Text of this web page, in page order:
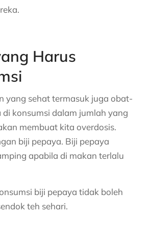
Harus
yang sehat termasuk juga obat-
konsumsi dalam jumlah yang
membuat kita overdosis.
biji pepaya. Biji pepaya
apabila di makan terlalu
biji pepaya tidak boleh
teh sehari.